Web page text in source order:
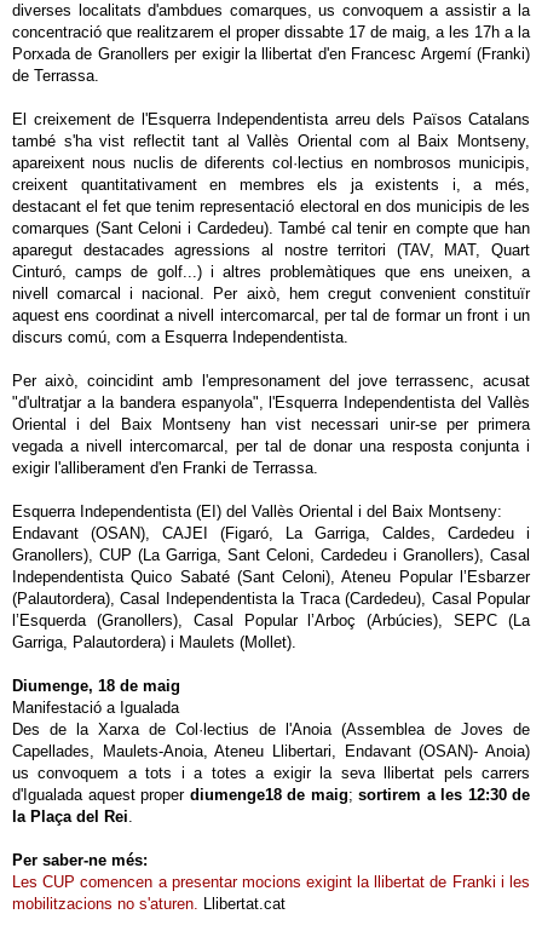
diverses localitats d'ambdues comarques, us convoquem a assistir a la
concentració que realitzarem el proper dissabte 17 de maig, a les 17h a la
Porxada de Granollers per exigir la llibertat d'en Francesc Argemí (Franki)
de Terrassa.
El creixement de l'Esquerra Independentista arreu dels Països Catalans
també s'ha vist reflectit tant al Vallès Oriental com al Baix Montseny,
apareixent nous nuclis de diferents col·lectius en nombrosos municipis,
creixent quantitativament en membres els ja existents i, a més,
destacant el fet que tenim representació electoral en dos municipis de les
comarques (Sant Celoni i Cardedeu). També cal tenir en compte que han
aparegut destacades agressions al nostre territori (TAV, MAT, Quart
Cinturó, camps de golf...) i altres problemàtiques que ens uneixen, a
nivell comarcal i nacional. Per això, hem cregut convenient constituïr
aquest ens coordinat a nivell intercomarcal, per tal de formar un front i un
discurs comú, com a Esquerra Independentista.
Per això, coincidint amb l'empresonament del jove terrassenc, acusat
"d'ultratjar a la bandera espanyola", l'Esquerra Independentista del Vallès
Oriental i del Baix Montseny han vist necessari unir-se per primera
vegada a nivell intercomarcal, per tal de donar una resposta conjunta i
exigir l'alliberament d'en Franki de Terrassa.
Esquerra Independentista (EI) del Vallès Oriental i del Baix Montseny:
Endavant (OSAN), CAJEI (Figaró, La Garriga, Caldes, Cardedeu i
Granollers), CUP (La Garriga, Sant Celoni, Cardedeu i Granollers), Casal
Independentista Quico Sabaté (Sant Celoni), Ateneu Popular l’Esbarzer
(Palautordera), Casal Independentista la Traca (Cardedeu), Casal Popular
l’Esquerda (Granollers), Casal Popular l’Arboç (Arbúcies), SEPC (La
Garriga, Palautordera) i Maulets (Mollet).
Diumenge, 18 de maig
Manifestació a Igualada
Des de la Xarxa de Col·lectius de l'Anoia (Assemblea de Joves de
Capellades, Maulets-Anoia, Ateneu Llibertari, Endavant (OSAN)- Anoia)
us convoquem a tots i a totes a exigir la seva llibertat pels carrers
d'Igualada aquest proper diumenge18 de maig; sortirem a les 12:30 de
la Plaça del Rei.
Per saber-ne més:
Les CUP comencen a presentar mocions exigint la llibertat de Franki i les
mobilitzacions no s'aturen. Llibertat.cat